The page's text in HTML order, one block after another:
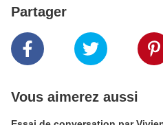
Partager
Vous aimerez aussi